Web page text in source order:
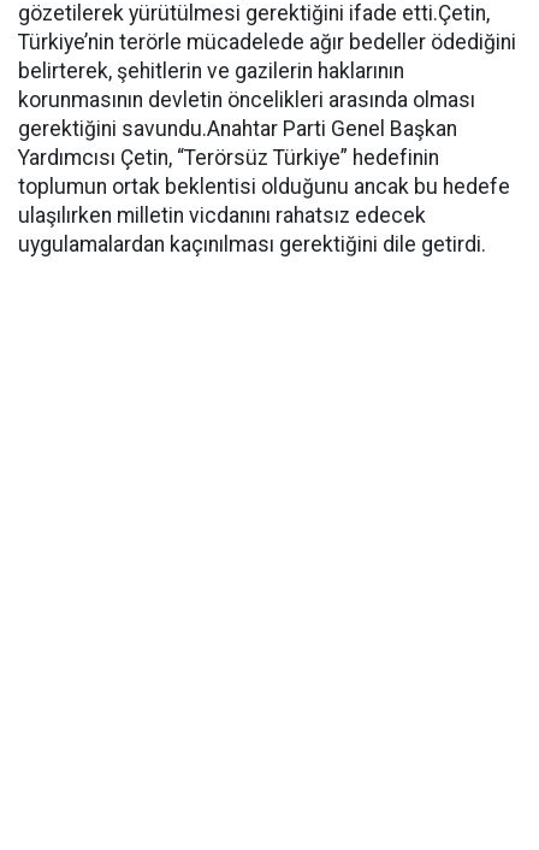
gözetilerek yürütülmesi gerektiğini ifade etti.Çetin,
Türkiye’nin terörle mücadelede ağır bedeller ödediğini
belirterek, şehitlerin ve gazilerin haklarının
korunmasının devletin öncelikleri arasında olması
gerektiğini savundu.Anahtar Parti Genel Başkan
Yardımcısı Çetin, “Terörsüz Türkiye” hedefinin
toplumun ortak beklentisi olduğunu ancak bu hedefe
ulaşılırken milletin vicdanını rahatsız edecek
uygulamalardan kaçınılması gerektiğini dile getirdi.